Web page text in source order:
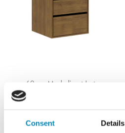
Consent Details
60 cm Mørkolieret Just
Wood Original Vaskeskab
15.676,00